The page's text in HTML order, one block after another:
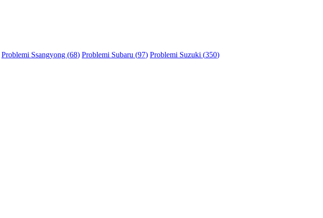
Problemi Ssangyong (68) Problemi Subaru (97) Problemi Suzuki (350)